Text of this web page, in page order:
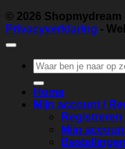
© 2026 Shopmydream
Privacyverklaring -
Zoeken
naar:
Home
Mijn account /
Registreren
Mijn
Bestellingen